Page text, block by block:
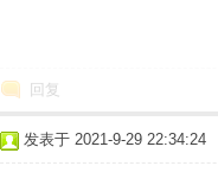
回复
发表于 2021-9-29 22:34:24